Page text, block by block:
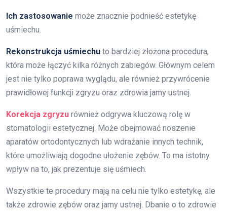
Ich zastosowanie może znacznie podnieść estetykę
uśmiechu.
Rekonstrukcja uśmiechu to bardziej złożona procedura,
która może łączyć kilka różnych zabiegów. Głównym celem
jest nie tylko poprawa wyglądu, ale również przywrócenie
prawidłowej funkcji zgryzu oraz zdrowia jamy ustnej.
Korekcja zgryzu również odgrywa kluczową rolę w
stomatologii estetycznej. Może obejmować noszenie
aparatów ortodontycznych lub wdrażanie innych technik,
które umożliwiają dogodne ułożenie zębów. To ma istotny
wpływ na to, jak prezentuje się uśmiech.
Wszystkie te procedury mają na celu nie tylko estetykę, ale
także zdrowie zębów oraz jamy ustnej. Dbanie o to zdrowie